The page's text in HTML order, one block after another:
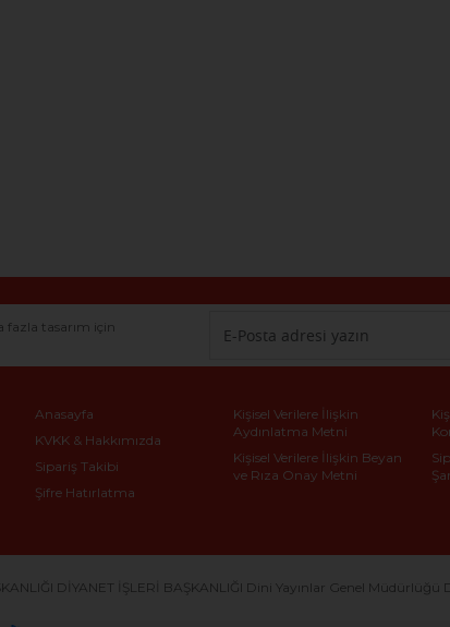
fazla tasarım için
Anasayfa
KVKK & Hakkımızda
Sipariş Takibi
Şifre Hatırlatma
Kişisel Verilere İlişkin
Aydınlatma Metni
Kişisel Verilere İlişkin Beyan
ve Rıza Onay Metni
DİYANET İŞLERİ BAŞKANLIĞI Dini Yayınlar Genel Müdürlüğü